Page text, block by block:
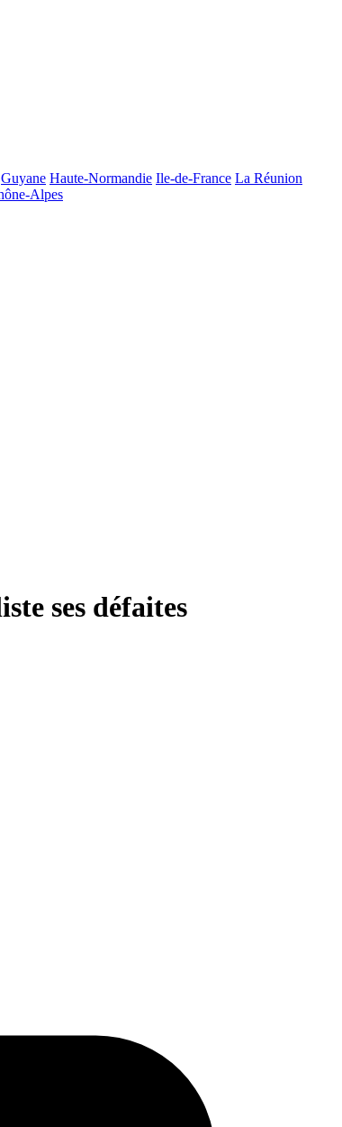
Guyane Haute-Normandie Ile-de-France La Réunion
Alpes
ses défaites